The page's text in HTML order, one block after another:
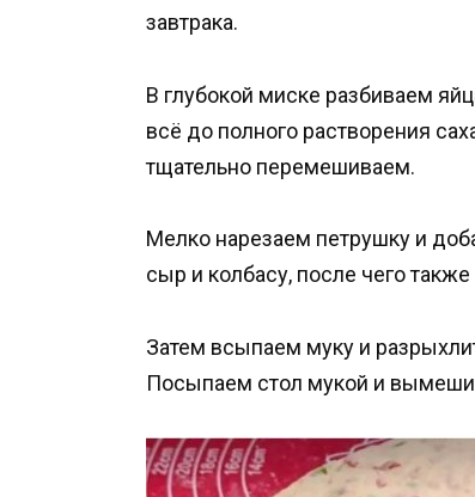
завтрака.
В глубокой миске разбиваем
всё до полного растворения
тщательно перемешиваем.
Мелко нарезаем петрушку и
сыр и колбасу, после чего
Затем всыпаем муку и
Посыпаем стол мукой и